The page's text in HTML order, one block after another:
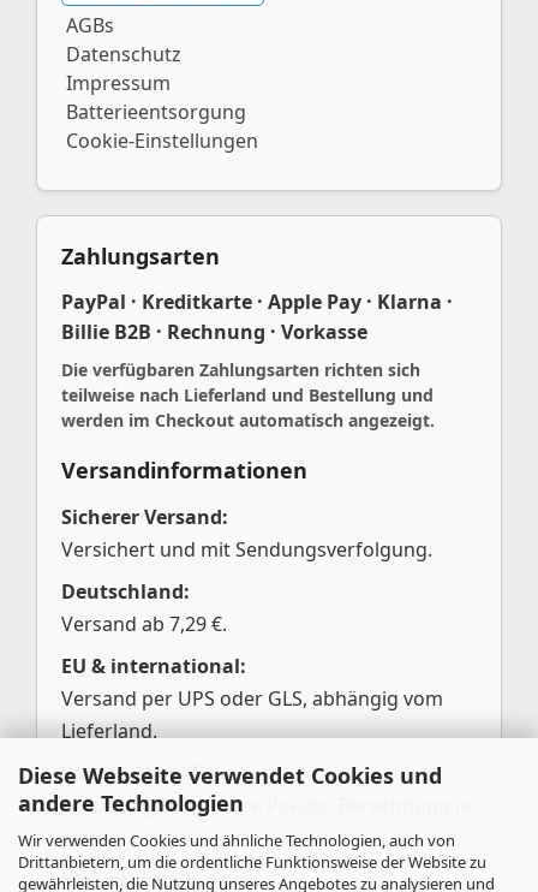
Diese Webseite verwendet Cookies und
andere Technologien
Wir verwenden Cookies und ähnliche Technologien, auch von
Drittanbietern, um die ordentliche Funktionsweise der Website zu
gewährleisten, die Nutzung unseres Angebotes zu analysieren und
AGBs
Datenschutz
Impressum
Batterieentsorgung
Cookie-Einstellungen
Zahlungsarten
PayPal · Kreditkarte · Apple Pay · Klarna ·
Billie B2B · Rechnung · Vorkasse
Die verfügbaren Zahlungsarten richten sich
teilweise nach Lieferland und Bestellung und
werden im Checkout automatisch angezeigt.
Versandinformationen
Sicherer Versand:
Versichert und mit Sendungsverfolgung.
Deutschland:
Versand ab 7,29 €.
EU & international:
Versand per UPS oder GLS, abhängig vom
Lieferland.
Pakete über 25 kg:
Aufteilung in mehrere Pakete; Berechnung je
Paket.
Kleinstbestellungen: